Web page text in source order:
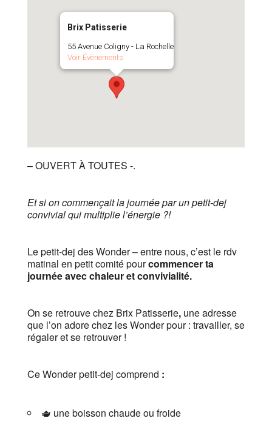
Brix Patisserie
55 Avenue Coligny - La Rochelle
Voir Évènements
– OUVERT À TOUTES -.
Et si on commençait la journée par un petit-dej
convivial qui multiplie l’énergie ?!
Le petit-dej des Wonder – entre nous, c’est le rdv
matinal en petit comité pourcommencer ta
journée avec chaleur et convivialité.
On se retrouve chez Brix Patisserie, une adresse
que l’on adore chez les Wonder pour : travailler, se
régaler et se retrouver !
Ce Wonder petit-dej comprend :
🫖 une boisson chaude ou froide